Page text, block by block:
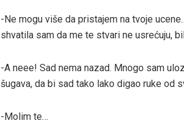
-Ne mogu više da pristajem na tvoje
shvatila sam da me te stvari ne usrećuju,
-A neee! Sad nema nazad. Mnogo sam
šugava, da bi sad tako lako digao ruke od
-Molim te…